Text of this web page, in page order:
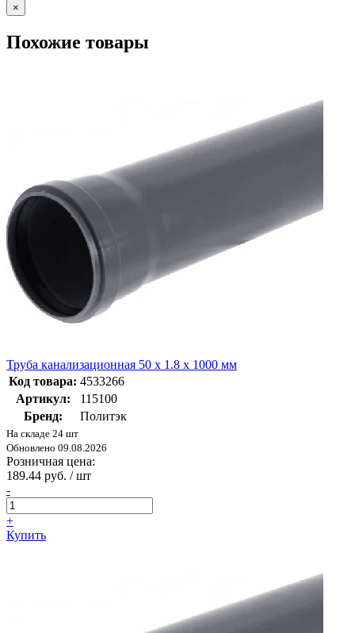
×
Похожие товары
Труба канализационная 50 х 1.8 х 1000 мм
Код товара: 4533266
Артикул:
115100
Бренд:
Политэк
На складе 24 шт
Обновлено 09.08.2026
Розничная цена:
189.44 руб. / шт
-
+
Купить